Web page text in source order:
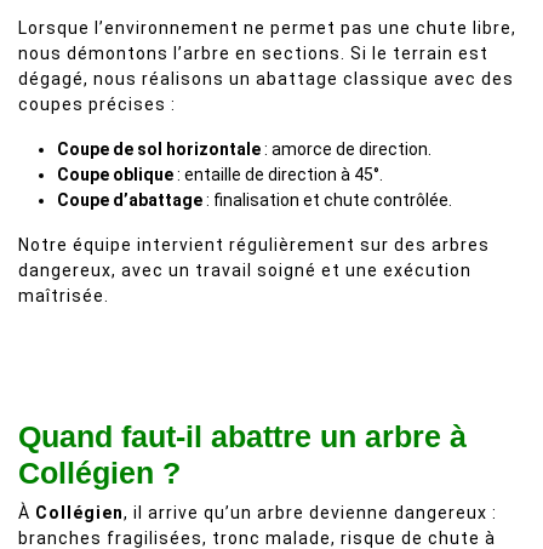
Lorsque l’environnement ne permet pas une chute libre,
nous démontons l’arbre en sections. Si le terrain est
dégagé, nous réalisons un abattage classique avec des
coupes précises :
Coupe de sol horizontale: amorce de direction.
Coupe oblique: entaille de direction à 45°.
Coupe d’abattage: finalisation et chute contrôlée.
Notre équipe intervient régulièrement sur des arbres
dangereux, avec un travail soigné et une exécution
maîtrisée.
Quand faut-il abattre un arbre à
Collégien ?
À Collégien, il arrive qu’un arbre devienne dangereux :
branches fragilisées, tronc malade, risque de chute à